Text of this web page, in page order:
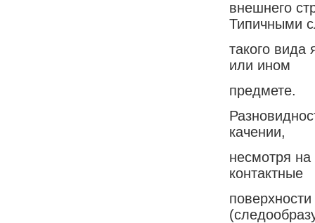
внешнего
Типичными
такого вида
или ином
предмете.
качении,
несмотря
контактные